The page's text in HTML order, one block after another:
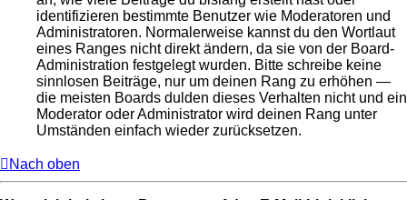
identifizieren bestimmte Benutzer wie Moderatoren und
Administratoren. Normalerweise kannst du den Wortlaut
eines Ranges nicht direkt ändern, da sie von der Board-
Administration festgelegt wurden. Bitte schreibe keine
sinnlosen Beiträge, nur um deinen Rang zu erhöhen —
die meisten Boards dulden dieses Verhalten nicht und ein
Moderator oder Administrator wird deinen Rang unter
Umständen einfach wieder zurücksetzen.
Nach oben